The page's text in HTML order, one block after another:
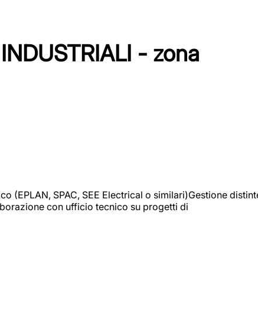
- zona
SPAC, SEE Electrical o similari)Gestione
con ufficio tecnico su progetti di